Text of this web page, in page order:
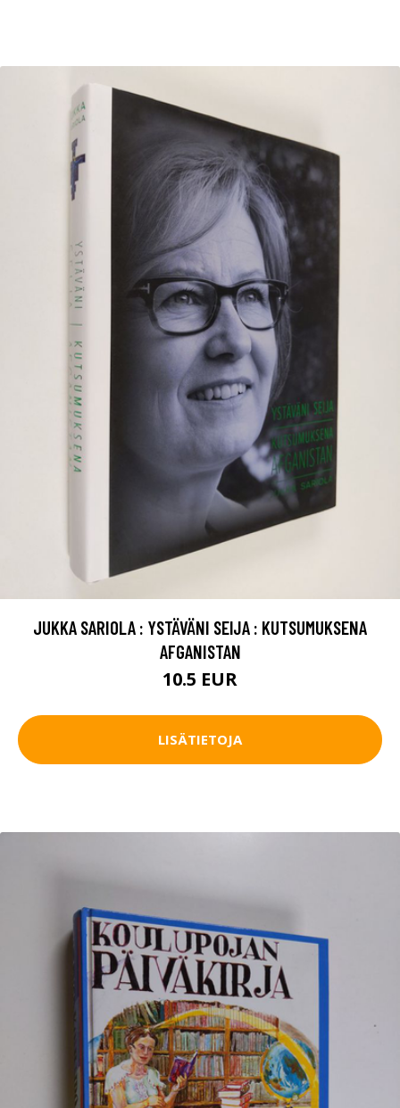
JUKKA SARIOLA : YSTÄVÄNI SEIJA : KUTSUMUKSENA
AFGANISTAN
10.5 EUR
LISÄTIETOJA